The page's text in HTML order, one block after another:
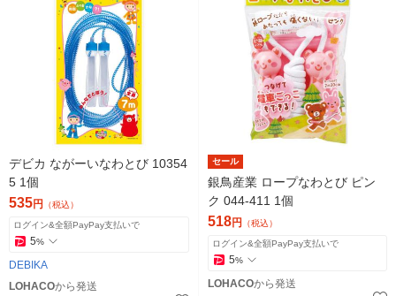
デビカ ながーいなわとび 10354
5 1個
535円 （税込）
ログイン&全額PayPay支払いで
5%
DEBIKA
LOHACOから発送
セール
銀鳥産業 ロープなわとび ピン
ク 044-411 1個
518円 （税込）
ログイン&全額PayPay支払いで
5%
LOHACOから発送